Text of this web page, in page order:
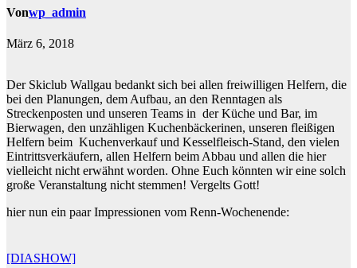
Vonwp_admin
März 6, 2018
Der Skiclub Wallgau bedankt sich bei allen freiwilligen Helfern, die
bei den Planungen, dem Aufbau, an den Renntagen als
Streckenposten und unseren Teams in der Küche und Bar, im
Bierwagen, den unzähligen Kuchenbäckerinen, unseren fleißigen
Helfern beim Kuchenverkauf und Kesselfleisch-Stand, den vielen
Eintrittsverkäufern, allen Helfern beim Abbau und allen die hier
vielleicht nicht erwähnt worden. Ohne Euch könnten wir eine solch
große Veranstaltung nicht stemmen! Vergelts Gott!
hier nun ein paar Impressionen vom Renn-Wochenende:
[DIASHOW]